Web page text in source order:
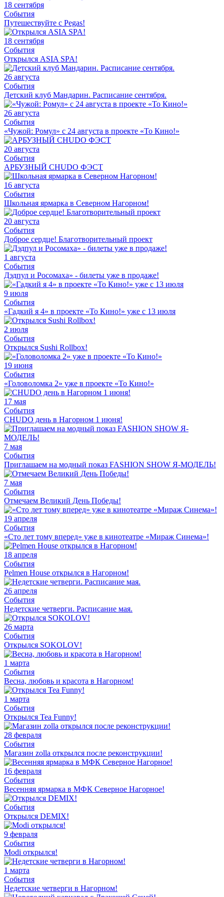
18 сентября
События
Путешествуйте с Pegas!
18 сентября
События
Открылся ASIA SPA!
26 августа
События
Детский клуб Мандарин. Расписание сентября.
26 августа
События
«Чужой: Ромул» с 24 августа в проекте «То Кино!»
20 августа
События
АРБУЗНЫЙ CHUDO ФЭСТ
16 августа
События
Школьная ярмарка в Северном Нагорном!
20 августа
События
Доброе сердце! Благотворительный проект
1 августа
События
Дэдпул и Росомаха» - билеты уже в продаже!
9 июля
События
«Гадкий я 4» в проекте «То Кино!» уже с 13 июля
2 июля
События
Открылся Sushi Rollbox!
19 июня
События
«Головоломка 2» уже в проекте «То Кино!»
17 мая
События
CHUDO день в Нагорном 1 июня!
7 мая
События
Приглашаем на модный показ FASHION SHOW Я-МОДЕЛЬ!
7 мая
События
Отмечаем Великий День Победы!
19 апреля
События
«Сто лет тому вперед» уже в кинотеатре «Мираж Синема»!
18 апреля
События
Pelmen House открылся в Нагорном!
26 апреля
События
Недетские четверги. Расписание мая.
26 марта
События
Открылся SOKOLOV!
1 марта
События
Весна, любовь и красота в Нагорном!
1 марта
События
Открылся Tea Funny!
28 февраля
События
Магазин zolla открылся после реконструкции!
16 февраля
События
Весенняя ярмарка в МФК Северное Нагорное!
События
Открылся DEMIX!
9 февраля
События
Modi открылся!
1 марта
События
Недетские четверги в Нагорном!